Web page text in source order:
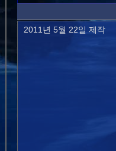
2011년 5월 22일 제작